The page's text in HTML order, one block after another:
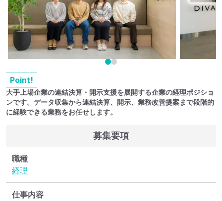
Point!
大手上場企業の連結決算・開示支援を展開する企業の経理ポジショ
ンです。データ収集から連結決算、開示、業務改善提案まで段階的
に経験できる業務をお任せします。
募集要項
職種
経理
仕事内容